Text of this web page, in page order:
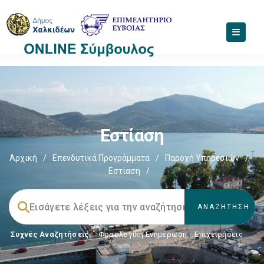
Εστίαση
Αρχική / Επενδυτικά Προγράμματα / Παροχή Υπηρεσιών
/
Εστίαση
/
Συχνές Αναζητήσεις: Φορολογικη Ενημέρωση, Επιχειρήσεις